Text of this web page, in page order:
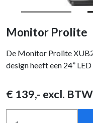
Monitor Prolite
De Monitor Prolite
design heeft een 24”
€ 139,- excl. BTW